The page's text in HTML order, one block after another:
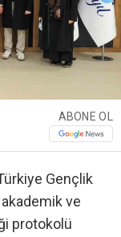
ABONE OL
Gençlik
akademik ve
protokolü